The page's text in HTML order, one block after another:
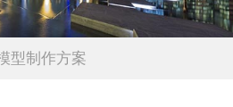
型制作方案